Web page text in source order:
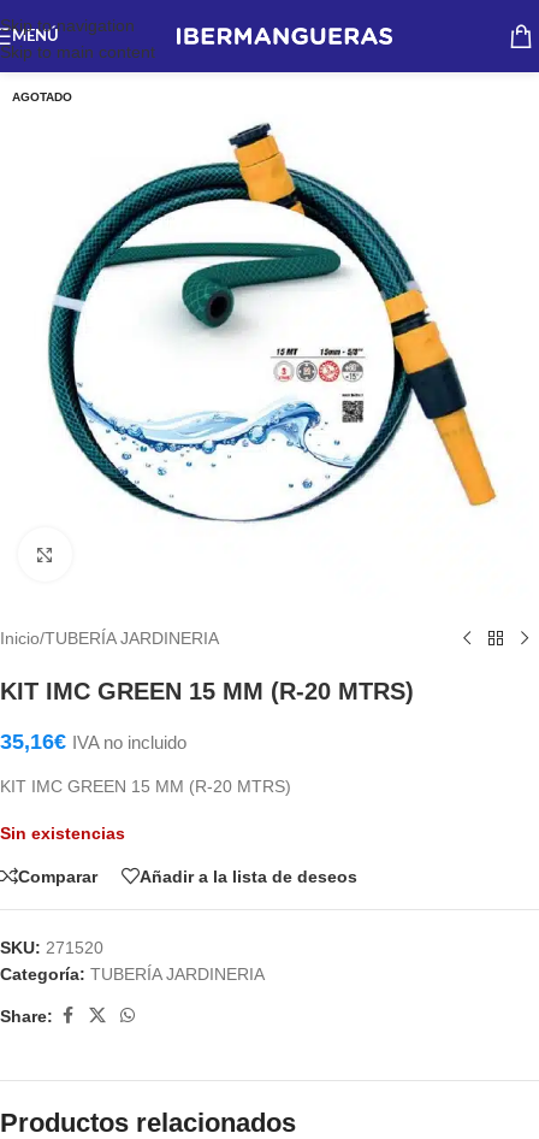
Skip to navigation
Skip to main content
MENÚ
AGOTADO
Inicio/TUBERÍA JARDINERIA
KIT IMC GREEN 15 MM (R-20 MTRS)
35,16€ IVA no incluido
KIT IMC GREEN 15 MM (R-20 MTRS)
Sin existencias
Comparar Añadir a la lista de deseos
SKU: 271520
Categoría: TUBERÍA JARDINERIA
Share:
Productos relacionados